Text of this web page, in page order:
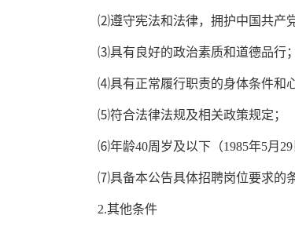
⑵遵守宪法和法律，拥护中国共产
⑶具有良好的政治素质和道德品行；
⑷具有正常履行职责的身体条件和
⑸符合法律法规及相关政策规定；
⑹年龄40周岁及以下 （1985年5月 29
⑺具备本公告具体招聘岗位要求的
2.其他条件